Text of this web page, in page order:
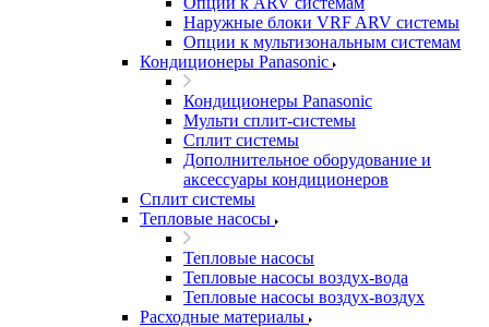
Наружные блоки VRF ARV системы
Опции к мультизональным системам
Кондиционеры Panasonic
Кондиционеры Panasonic
Мульти сплит-системы
Сплит системы
Дополнительное оборудование и
аксессуары кондиционеров
Сплит системы
Тепловые насосы
Тепловые насосы
Тепловые насосы воздух-вода
Тепловые насосы воздух-воздух
Расходные материалы